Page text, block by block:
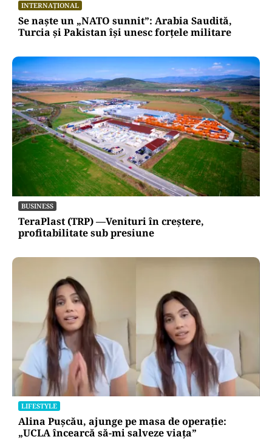
INTERNAȚIONAL
Se naște un „NATO sunnit”: Arabia Saudită,
Turcia și Pakistan își unesc forțele militare
BUSINESS
TeraPlast (TRP) —Venituri în creștere,
profitabilitate sub presiune
LIFESTYLE
Alina Pușcău, ajunge pe masa de operație:
„UCLA încearcă să-mi salveze viața”